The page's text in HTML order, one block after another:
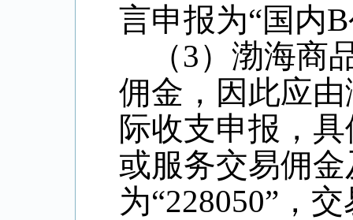
言申报为“国内B
（3）渤海商
佣金，因此应
际收支申报，
或服务交易佣
为“228050”，